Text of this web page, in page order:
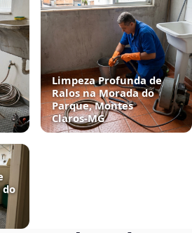
Limpeza Profunda de
Ralos na Morada do
Parque, Montes
Claros‑MG
do